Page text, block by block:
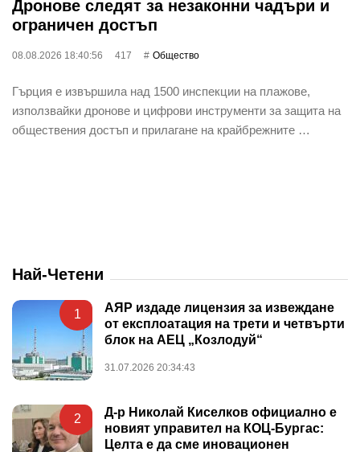
Дронове следят за незаконни чадъри и
ограничен достъп
08.08.2026 18:40:56 417 Общество
Гърция е извършила над 1500 инспекции на плажове,
използвайки дронове и цифрови инструменти за защита на
обществения достъп и прилагане на крайбрежните …
Най-Четени
1
АЯР издаде лицензия за извеждане
от експлоатация на трети и четвърти
блок на АЕЦ „Козлодуй“
31.07.2026 20:34:43
2
Д-р Николай Киселков официално е
новият управител на КОЦ-Бургас:
Целта е да сме иновационен